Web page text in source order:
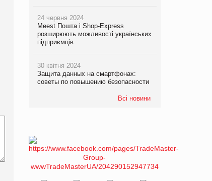
24 червня 2024
Meest Пошта і Shop-Express
розширюють можливості українських
підприємців
30 квітня 2024
Защита данных на смартфонах:
советы по повышению безопасности
Всі новини